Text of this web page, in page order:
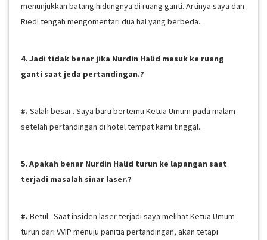
menunjukkan batang hidungnya di ruang ganti. Artinya saya dan
Riedl tengah mengomentari dua hal yang berbeda..
4. Jadi tidak benar jika Nurdin Halid masuk ke ruang
ganti saat jeda pertandingan.?
#. Salah besar.. Saya baru bertemu Ketua Umum pada malam
setelah pertandingan di hotel tempat kami tinggal..
5. Apakah benar Nurdin Halid turun ke lapangan saat
terjadi masalah sinar laser.?
#. Betul.. Saat insiden laser terjadi saya melihat Ketua Umum
turun dari VVIP menuju panitia pertandingan, akan tetapi